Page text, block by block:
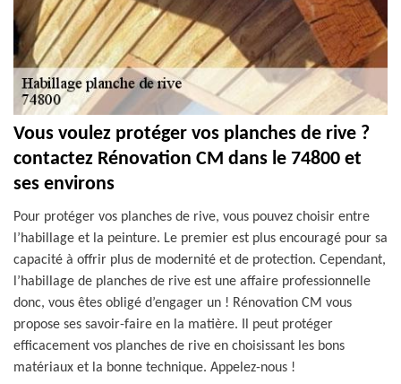
Vous voulez protéger vos planches de rive ?
contactez Rénovation CM dans le 74800 et
ses environs
Pour protéger vos planches de rive, vous pouvez choisir entre
l’habillage et la peinture. Le premier est plus encouragé pour sa
capacité à offrir plus de modernité et de protection. Cependant,
l’habillage de planches de rive est une affaire professionnelle
donc, vous êtes obligé d’engager un ! Rénovation CM vous
propose ses savoir-faire en la matière. Il peut protéger
efficacement vos planches de rive en choisissant les bons
matériaux et la bonne technique. Appelez-nous !